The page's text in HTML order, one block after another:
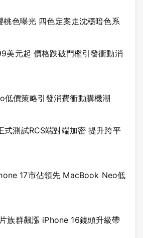
色曝光 四色定案走沈穩暗色系
美元起 價格跌破門檻引發衝動消
價策略引發消費衝動購機潮
測試RCS端對端加密 提升跨平
17市佔領先 MacBook Neo低
族群飆漲 iPhone 16鏡頭升級帶